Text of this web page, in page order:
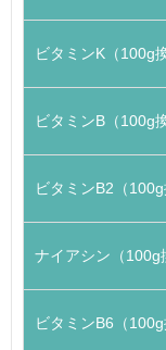
ビタミンK（100g
ビタミンB（100g
ビタミンB2（100g
ナイアシン（100g
ビタミンB6（100g